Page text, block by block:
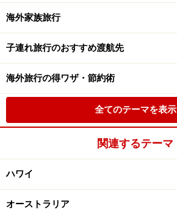
海外家族旅行
子連れ旅行のおすすめ渡航先
海外旅行の得ワザ・節約術
全てのテーマを表示
関連するテーマ
ハワイ
オーストラリア